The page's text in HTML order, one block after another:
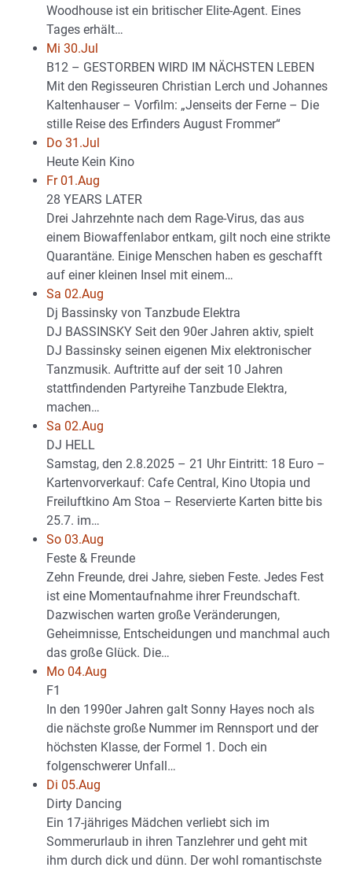
Woodhouse ist ein britischer Elite-Agent. Eines
Tages erhält…
Mi 30.Jul
B12 – GESTORBEN WIRD IM NÄCHSTEN LEBEN
Mit den Regisseuren Christian Lerch und Johannes
Kaltenhauser – Vorfilm: „Jenseits der Ferne – Die
stille Reise des Erfinders August Frommer“
Do 31.Jul
Heute Kein Kino
Fr 01.Aug
28 YEARS LATER
Drei Jahrzehnte nach dem Rage-Virus, das aus
einem Biowaffenlabor entkam, gilt noch eine strikte
Quarantäne. Einige Menschen haben es geschafft
auf einer kleinen Insel mit einem…
Sa 02.Aug
Dj Bassinsky von Tanzbude Elektra
DJ BASSINSKY Seit den 90er Jahren aktiv, spielt
DJ Bassinsky seinen eigenen Mix elektronischer
Tanzmusik. Auftritte auf der seit 10 Jahren
stattfindenden Partyreihe Tanzbude Elektra,
machen…
Sa 02.Aug
DJ HELL
Samstag, den 2.8.2025 – 21 Uhr Eintritt: 18 Euro –
Kartenvorverkauf: Cafe Central, Kino Utopia und
Freiluftkino Am Stoa – Reservierte Karten bitte bis
25.7. im…
So 03.Aug
Feste & Freunde
Zehn Freunde, drei Jahre, sieben Feste. Jedes Fest
ist eine Momentaufnahme ihrer Freundschaft.
Dazwischen warten große Veränderungen,
Geheimnisse, Entscheidungen und manchmal auch
das große Glück. Die…
Mo 04.Aug
F1
In den 1990er Jahren galt Sonny Hayes noch als
die nächste große Nummer im Rennsport und der
höchsten Klasse, der Formel 1. Doch ein
folgenschwerer Unfall…
Di 05.Aug
Dirty Dancing
Ein 17-jähriges Mädchen verliebt sich im
Sommerurlaub in ihren Tanzlehrer und geht mit
ihm durch dick und dünn. Der wohl romantischste